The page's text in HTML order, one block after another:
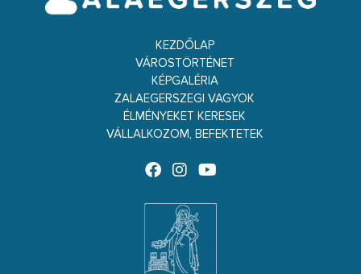
KEZDŐLAP
VÁROSTÖRTÉNET
KÉPGALÉRIA
ZALAEGERSZEGI VAGYOK
ÉLMÉNYEKET KERESEK
VÁLLALKOZOM, BEFEKTETEK